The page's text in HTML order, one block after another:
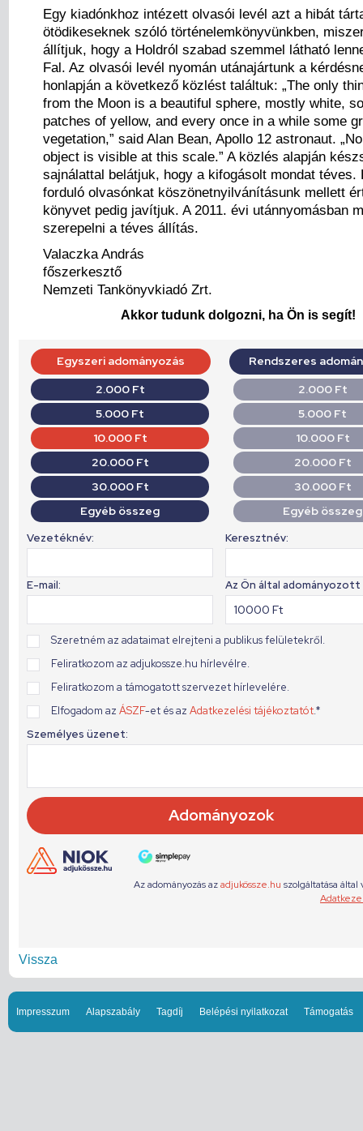
Egy kiadónkhoz intézett olvasói levél azt a hibát
ötödikeseknek szóló történelemkönyvünkben,
állítjuk, hogy a Holdról szabad szemmel látható
Fal. Az olvasói levél nyomán utánajártunk a
honlapján a következő közlést találtuk: „The only
from the Moon is a beautiful sphere, mostly white,
patches of yellow, and every once in a while some
vegetation,” said Alan Bean, Apollo 12 astronaut.
object is visible at this scale.” A közlés alapján
sajnálattal belátjuk, hogy a kifogásolt mondat téves.
forduló olvasónkat köszönetnyilvánításunk mellett
könyvet pedig javítjuk. A 2011. évi utánnyomásban
szerepelni a téves állítás.
Valaczka András
főszerkesztő
Nemzeti Tankönyvkiadó Zrt.
Akkor tudunk dolgozni, ha Ön is segít!
Vissza
Impresszum Alapszabály Tagdíj Belépési nyilatkozat Támogatás